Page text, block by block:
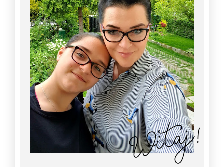
Witaj!